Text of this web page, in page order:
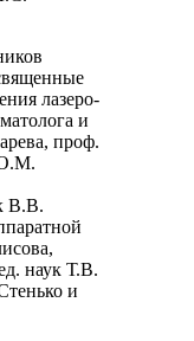
лазеро-
и
проф.
О.М.
В.В.
наук Т.В.
и